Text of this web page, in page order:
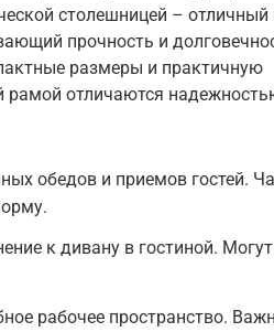
столешницей – отличный
прочность и
размеры и практичную
рамой отличаются
обедов и приемов гостей.
к дивану в гостиной.
рабочее пространство.